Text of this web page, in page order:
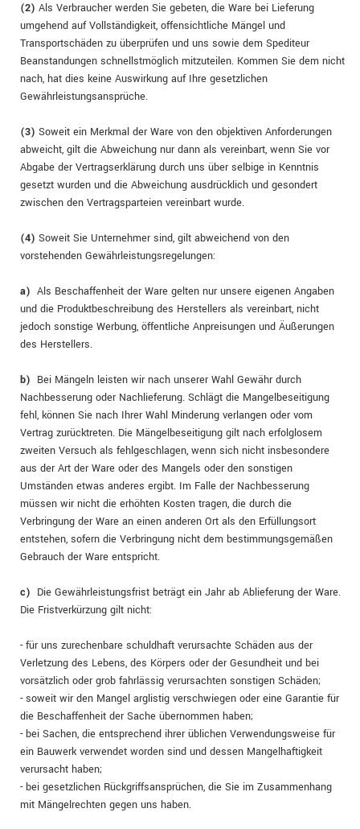
(2) Als Verbraucher werden Sie gebeten, die Ware bei Lieferung
umgehend auf Vollständigkeit, offensichtliche Mängel und
Transportschäden zu überprüfen und uns sowie dem Spediteur
Beanstandungen schnellstmöglich mitzuteilen. Kommen Sie dem nicht
nach, hat dies keine Auswirkung auf Ihre gesetzlichen
Gewährleistungsansprüche.
(3) Soweit ein Merkmal der Ware von den objektiven Anforderungen
abweicht, gilt die Abweichung nur dann als vereinbart, wenn Sie vor
Abgabe der Vertragserklärung durch uns über selbige in Kenntnis
gesetzt wurden und die Abweichung ausdrücklich und gesondert
zwischen den Vertragsparteien vereinbart wurde.
(4) Soweit Sie Unternehmer sind, gilt abweichend von den
vorstehenden Gewährleistungsregelungen:
a) Als Beschaffenheit der Ware gelten nur unsere eigenen Angaben
und die Produktbeschreibung des Herstellers als vereinbart, nicht
jedoch sonstige Werbung, öffentliche Anpreisungen und Äußerungen
des Herstellers.
b) Bei Mängeln leisten wir nach unserer Wahl Gewähr durch
Nachbesserung oder Nachlieferung. Schlägt die Mangelbeseitigung
fehl, können Sie nach Ihrer Wahl Minderung verlangen oder vom
Vertrag zurücktreten. Die Mängelbeseitigung gilt nach erfolglosem
zweiten Versuch als fehlgeschlagen, wenn sich nicht insbesondere
aus der Art der Ware oder des Mangels oder den sonstigen
Umständen etwas anderes ergibt. Im Falle der Nachbesserung
müssen wir nicht die erhöhten Kosten tragen, die durch die
Verbringung der Ware an einen anderen Ort als den Erfüllungsort
entstehen, sofern die Verbringung nicht dem bestimmungsgemäßen
Gebrauch der Ware entspricht.
c) Die Gewährleistungsfrist beträgt ein Jahr ab Ablieferung der Ware.
Die Fristverkürzung gilt nicht:
- für uns zurechenbare schuldhaft verursachte Schäden aus der
Verletzung des Lebens, des Körpers oder der Gesundheit und bei
vorsätzlich oder grob fahrlässig verursachten sonstigen Schäden;
- soweit wir den Mangel arglistig verschwiegen oder eine Garantie für
die Beschaffenheit der Sache übernommen haben;
- bei Sachen, die entsprechend ihrer üblichen Verwendungsweise für
ein Bauwerk verwendet worden sind und dessen Mangelhaftigkeit
verursacht haben;
- bei gesetzlichen Rückgriffsansprüchen, die Sie im Zusammenhang
mit Mängelrechten gegen uns haben.